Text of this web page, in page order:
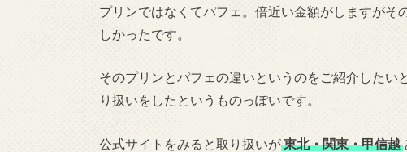
プリンではなくてパフェ。倍近い金額がしますが
しかったです。
そのプリンとパフェの違いというのをご紹介した
り扱いをしたというものっぽいです。
公式サイトをみると取り扱いが東北・関東・甲信越